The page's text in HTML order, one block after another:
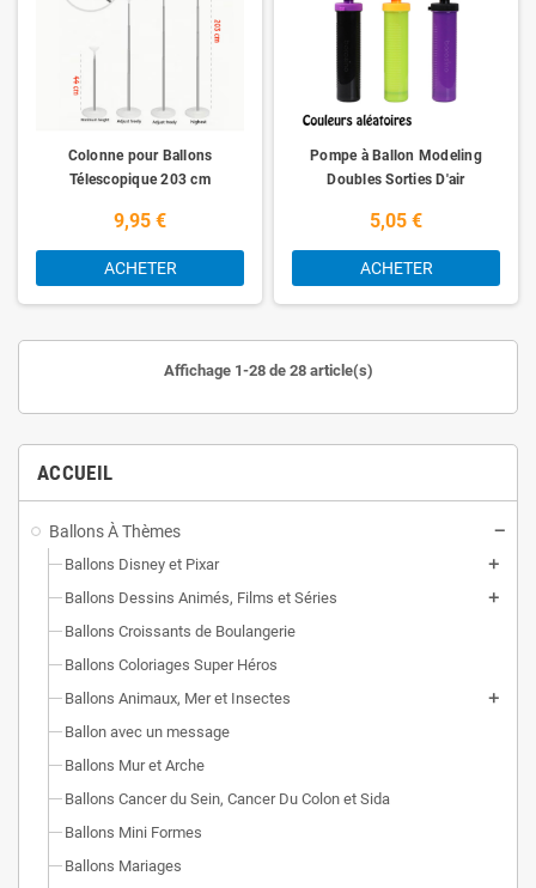
ACCUEIL
Ballons À Thèmes
Ballons Disney et Pixar
Ballons Dessins Animés, Films et Séries
Ballons Croissants de Boulangerie
Ballons Coloriages Super Héros
Ballons Animaux, Mer et Insectes
Ballon avec un message
Ballons Mur et Arche
Ballons Cancer du Sein, Cancer Du Colon et Sida
Ballons Mini Formes
Ballons Mariages
Colonne pour Ballons
Télescopique 203 cm
9,95 €
ACHETER
Pompe à Ballon Modeling
Doubles Sorties D'air
5,05 €
ACHETER
Affichage 1-28 de 28 article(s)